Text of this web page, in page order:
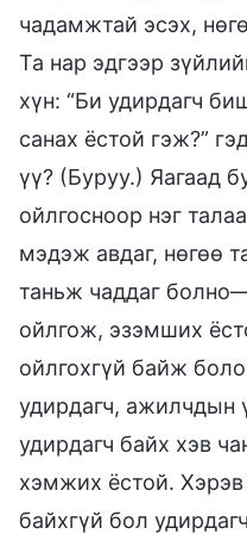
чадамжтай эсэх,
Та нар эдгээр
хүн: “Би удирдагч
санах ёстой гэж?”
үү? (Буруу.) Яагаад
ойлгосноор нэг
мэдэж авдаг, нөгөө
таньж чаддаг
ойлгож, эзэмших
ойлгохгүй байж
удирдагч, ажилчдын
удирдагч байх хэв
хэмжих ёстой.
байхгүй бол